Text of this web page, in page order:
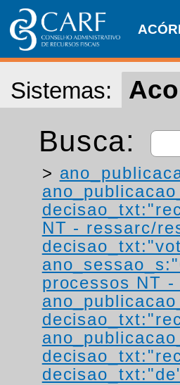
Sistemas:
Busca:
>
NT - ressarc/
processos NT